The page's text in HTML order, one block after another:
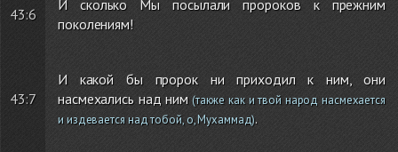
43:6
И сколько Мы посылали пророков к прежним
поколениям!
43:7
И какой бы пророк ни приходил к ним, они
насмехались над ним(также как и твой народ насмехается
и издевается над тобой, о, Мухаммад).